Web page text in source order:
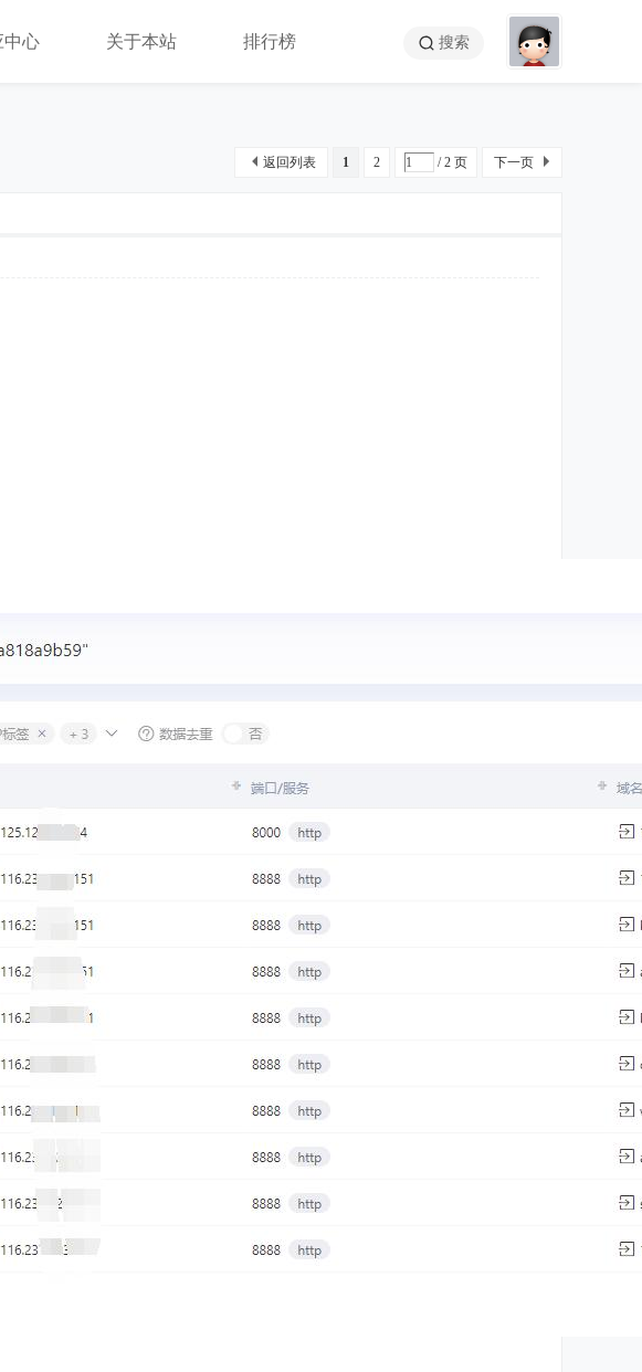
中心 关于本站 排行榜 搜索
1 2 / 2 页 下一页
返回列表